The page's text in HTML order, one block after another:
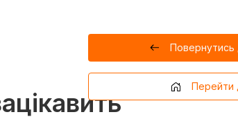
Повернутись
Перейти